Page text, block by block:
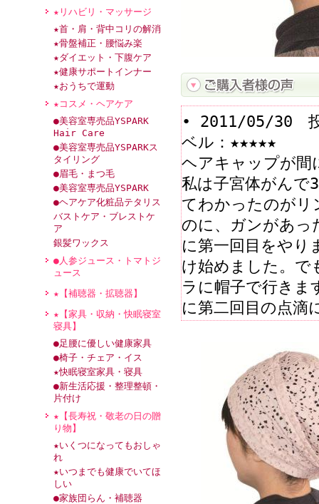
★リハビリ・マッサージ
★首・肩・背中コリの解消
★骨盤補正・腰悩み楽
★ダイエット・下腹ケア
★健康サポートインナー
★おうちで運動
★コスメ・ヘアケア
●美容室専売品YSPARK
Hair Care
●美容室専売品YSPARKス
タイリング
●眉毛・まつ毛
●美容室専売品YSPARK
●ヘアケア化粧品テタリス
バストケア・ブレストケ
ア
銀髪ワックス
●人参ジュース・トマトジ
ュース
★【補聴器・拡聴器】
★【家具・収納・快眠寝室
寝具】
●足腰に優しい健康家具
●椅子・チェア・イス
★快眠寝室家具・寝具
●新生活応援・整理整頓・
片付け
★【長寿祝・敬老の日の贈
り物】
★いくつになってもおしゃ
れ
★いつまでも健康でいてほ
しい
●家族団らん・補聴器
• 2011/05/30 投
ベル：★★★★★
ヘアキャップが間
私は子宮体がんで
てわかったのがリ
のに、ガンがあっ
に第一回目をやり
け始めました。で
ラに帽子で行き
に第二回目の点滴
• 2011/04/28
レベル：★★★★★
髪が少なくなり
今回、主人の母
していたのでイ
の商品が目に止